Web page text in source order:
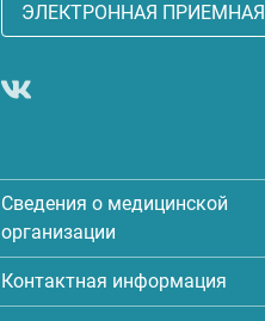
ЭЛЕКТРОННАЯ ПРИЕМНАЯ
Сведения о медицинской
организации
Контактная информация